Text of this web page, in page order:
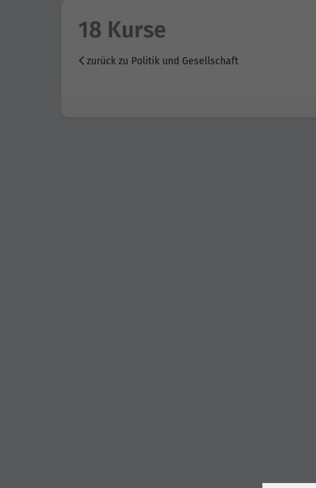
18 Kurse
zurück zu Politik und Gesellschaft